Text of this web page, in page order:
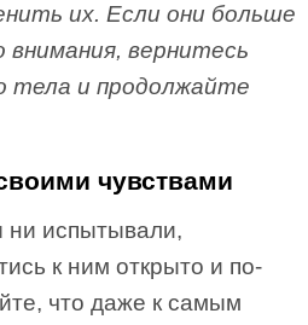
их. Если они больше
вернитесь
тела и продолжайте
чувствами
ни испытывали,
к ним открыто и по-
что даже к самым